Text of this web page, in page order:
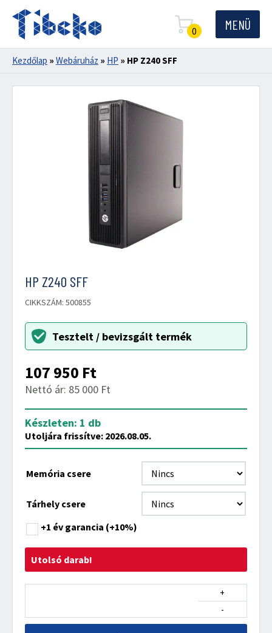
0 MENÜ
Kezdőlap » Webáruház » HP » HP Z240 SFF
HP Z240 SFF
CIKKSZÁM: 500855
Tesztelt / bevizsgált termék
107 950 Ft
Nettó ár: 85 000 Ft
Készleten: 1 db
Utoljára frissítve: 2026.08.05.
Memória csere
Tárhely csere
+1 év garancia (+10%)
Utolsó darab!
-
+